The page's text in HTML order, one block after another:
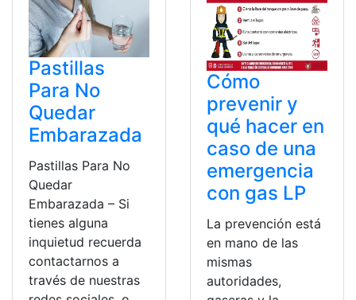
Pastillas
Para No
Quedar
Embarazada
Pastillas Para No
Quedar
Embarazada – Si
tienes alguna
inquietud recuerda
contactarnos a
través de nuestras
Cómo
prevenir y
qué hacer en
caso de una
emergencia
con gas LP
La prevención está
en mano de las
mismas
autoridades,